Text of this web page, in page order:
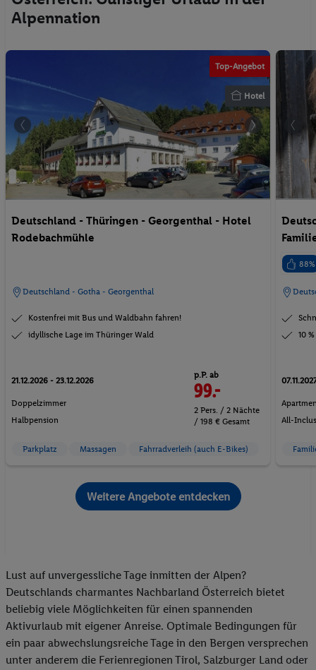
Alpennation
Top-Angebot
Hotel
Deutschland - Thüringen - Georgenthal - Hotel
Rodebachmühle
Deutschland - Gotha - Georgenthal
Kostenfrei mit Bus und Waldbahn fahren!
idyllische Lage im Thüringer Wald
21.12.2026 - 23.12.2026
Doppelzimmer
Halbpension
p.P. ab
99.-
2 Pers. / 2 Nächte
/ 198 € Gesamt
Parkplatz Massagen Fahrradverleih (auch E-Bikes)
88%
10
All-
Weitere Angebote entdecken
Lust auf unvergessliche Tage inmitten der Alpen?
Deutschlands charmantes Nachbarland Österreich bietet
beliebig viele Möglichkeiten für einen spannenden
Aktivurlaub mit eigener Anreise. Optimale Bedingungen für
ein paar abwechslungsreiche Tage in den Bergen versprechen
unter anderem die Ferienregionen Tirol, Salzburger Land oder